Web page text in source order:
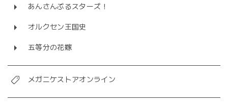
あんさんぶるスターズ！
オルクセン王国史
五等分の花嫁
メガニケストアオンライン